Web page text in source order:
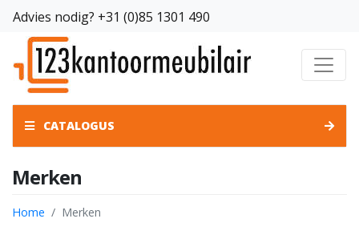
Advies nodig? +31 (0)85 1301 490
CATALOGUS
Merken
Home Merken